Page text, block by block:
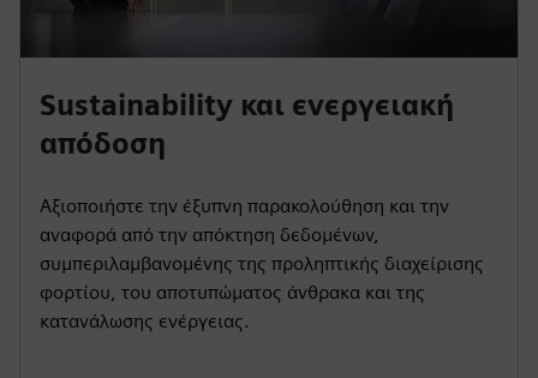
Sustainability και ενεργειακή
απόδοση
Αξιοποιήστε την έξυπνη παρακολούθηση και την
αναφορά από την απόκτηση δεδομένων,
συμπεριλαμβανομένης της προληπτικής διαχείρισης
φορτίου, του αποτυπώματος άνθρακα και της
κατανάλωσης ενέργειας.